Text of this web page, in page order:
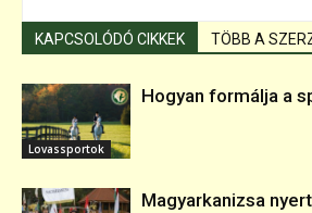
KAPCSOLÓDÓ CIKKEK TÖBB A
Lovassportok
Hogyan formálja a
Magyarkanizsa